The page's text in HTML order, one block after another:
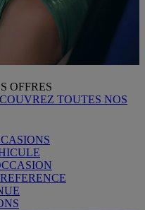
OFFRES
TOUTES NOS